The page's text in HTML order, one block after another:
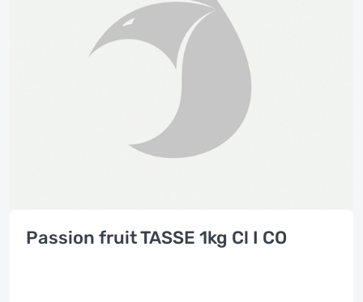
Passion fruit TASSE 1kg Cl I CO